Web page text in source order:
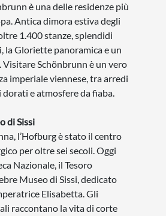
è una delle residenze più
Antica dimora estiva degli
1.400 stanze, splendidi
la Gloriette panoramica e un
Schönbrunn è un vero
imperiale viennese, tra arredi
dorati e atmosfere da fiaba.
di Sissi
l’Hofburg è stato il centro
per oltre sei secoli. Oggi
Nazionale, il Tesoro
Museo di Sissi, dedicato
Elisabetta. Gli
raccontano la vita di corte